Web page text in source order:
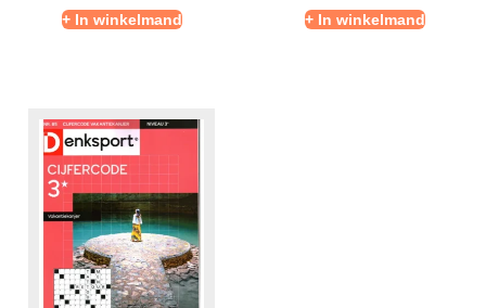
+ In winkelmand + In winkelmand